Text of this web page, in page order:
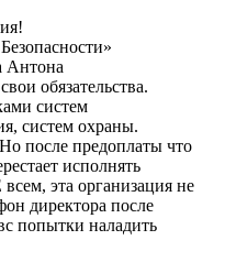
Антона
обязательства.
систем
систем охраны.
после предоплаты что
исполнять
эта организация не
директора после
попытки наладить